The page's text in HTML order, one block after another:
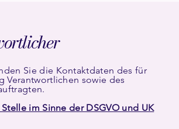
Sie die Kontaktdaten des für
Verantwortlichen sowie des
im Sinne der DSGVO und UK